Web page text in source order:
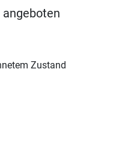
Zustand